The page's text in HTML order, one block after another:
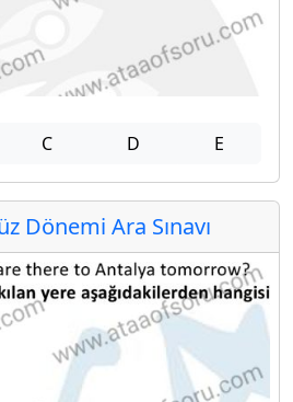
C D E
Dönemi Ara Sınavı